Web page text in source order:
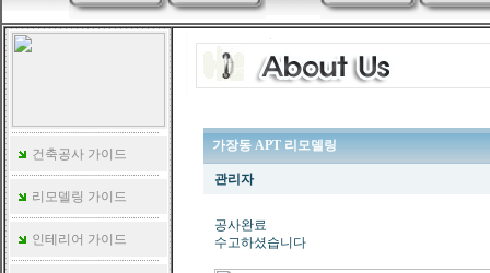
건축공사 가이드
리모델링 가이드
인테리어 가이드
가장동 APT 리모델링
관리자
공사완료
수고하셨습니다